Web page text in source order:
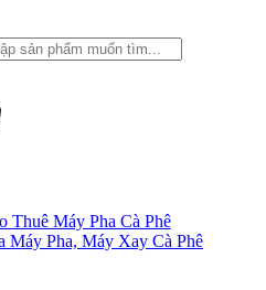
Thuê Máy Pha Cà Phê
Máy Pha, Máy Xay Cà Phê